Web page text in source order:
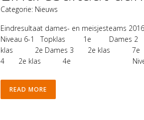
Categorie: Nieuws
Eindresultaat dames- en
Niveau 6-1 Topklas 1e
klas 2e Dames 3 2e klas
4 2e klas 4e Niveau
READ MORE